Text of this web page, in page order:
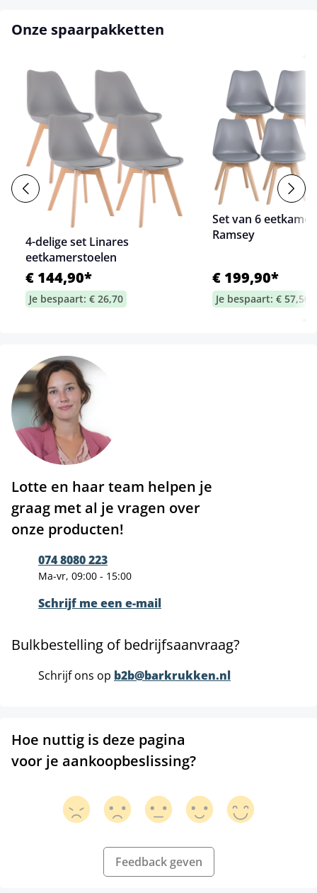
Onze spaarpakketten
4-delige set Linares
eetkamerstoelen
€ 144,90*
Je bespaart: € 26,70
Set van 6
Ramsey
€ 199,90*
Je bespaart: € 57,50
Lotte en haar team helpen je
graag met al je vragen over
onze producten!
074 8080 223
Ma-vr, 09:00 - 15:00
Schrijf me een e-mail
Bulkbestelling of bedrijfsaanvraag?
Schrijf ons op b2b@barkrukken.nl
Hoe nuttig is deze pagina
voor je aankoopbeslissing?
Feedback geven